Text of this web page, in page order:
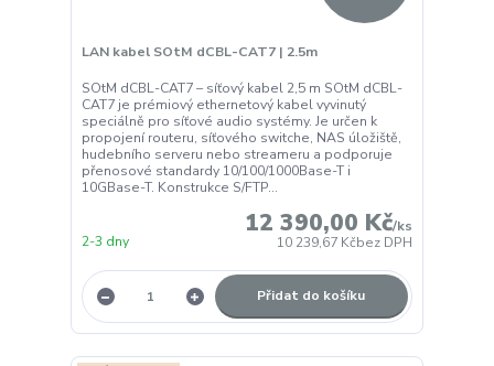
LAN kabel SOtM dCBL-CAT7 | 2.5m
SOtM dCBL-CAT7 – síťový kabel 2,5 m SOtM dCBL-
CAT7 je prémiový ethernetový kabel vyvinutý
speciálně pro síťové audio systémy. Je určen k
propojení routeru, síťového switche, NAS úložiště,
hudebního serveru nebo streameru a podporuje
přenosové standardy 10/100/1000Base-T i
10GBase-T. Konstrukce S/FTP...
12 390,00 Kč/ks
10 239,67 Kčbez DPH
2-3 dny
Přidat do košíku